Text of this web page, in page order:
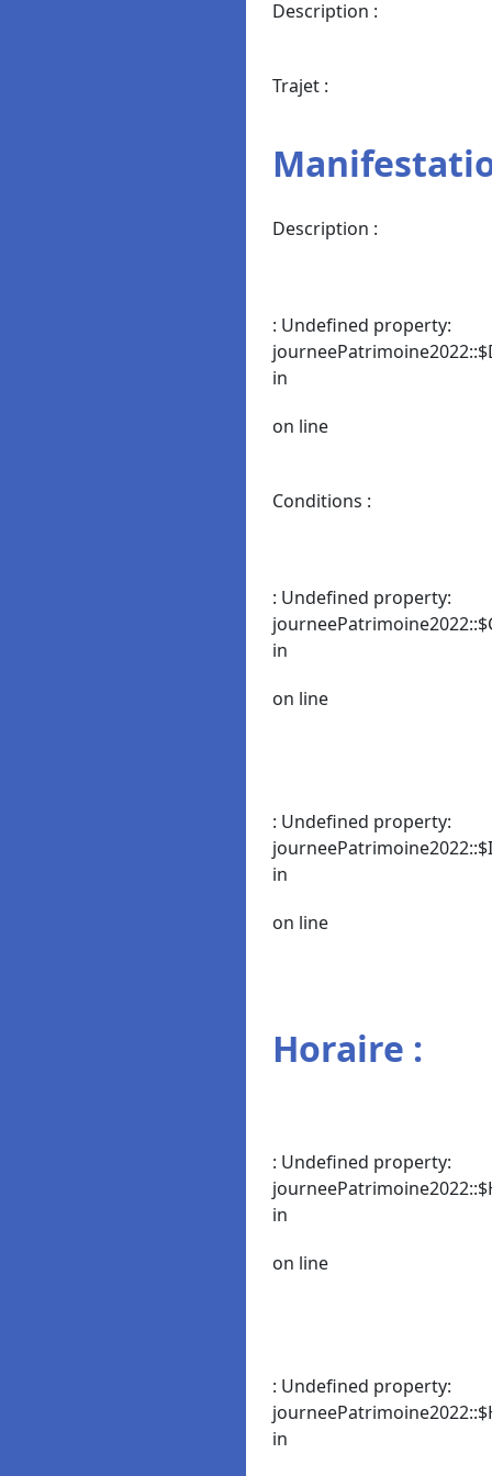
Description :
Trajet :
Description :
: Undefined property:
in
on line
Conditions :
: Undefined property:
in
on line
: Undefined property:
in
on line
Horaire :
: Undefined property:
in
on line
: Undefined property:
in